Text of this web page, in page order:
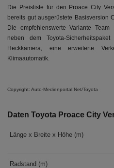
Die Preisliste für den Proace City
bereits gut ausgerüstete Basisversion
Die empfehlenswerte Variante
neben dem Toyota-
Heckkamera, eine erweiterte
Klimaautomatik.
Copyright: Auto-Medienportal.Net/Toyota
Daten Toyota Proace City
Länge x Breite x Höhe (m)
Radstand (m)